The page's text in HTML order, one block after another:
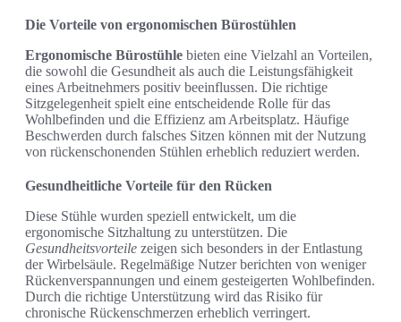
Die Vorteile von ergonomischen Bürostühlen
Ergonomische Bürostühle bieten eine Vielzahl an Vorteilen,
die sowohl die Gesundheit als auch die Leistungsfähigkeit
eines Arbeitnehmers positiv beeinflussen. Die richtige
Sitzgelegenheit spielt eine entscheidende Rolle für das
Wohlbefinden und die Effizienz am Arbeitsplatz. Häufige
Beschwerden durch falsches Sitzen können mit der Nutzung
von rückenschonenden Stühlen erheblich reduziert werden.
Gesundheitliche Vorteile für den Rücken
Diese Stühle wurden speziell entwickelt, um die
ergonomische Sitzhaltung zu unterstützen. Die
Gesundheitsvorteile zeigen sich besonders in der Entlastung
der Wirbelsäule. Regelmäßige Nutzer berichten von weniger
Rückenverspannungen und einem gesteigerten Wohlbefinden.
Durch die richtige Unterstützung wird das Risiko für
chronische Rückenschmerzen erheblich verringert.